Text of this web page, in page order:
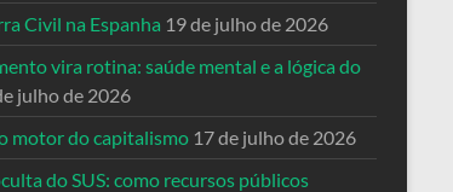
Civil na Espanha 19 de julho de 2026
vira rotina: saúde mental e a lógica do
julho de 2026
motor do capitalismo 17 de julho de 2026
do SUS: como recursos públicos